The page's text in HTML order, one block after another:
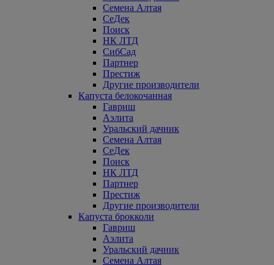
Семена Алтая
СеДек
Поиск
НК ЛТД
СибСад
Партнер
Престиж
Другие производители
Капуста белокочанная
Гавриш
Аэлита
Уральский дачник
Семена Алтая
СеДек
Поиск
НК ЛТД
Партнер
Престиж
Другие производители
Капуста брокколи
Гавриш
Аэлита
Уральский дачник
Семена Алтая